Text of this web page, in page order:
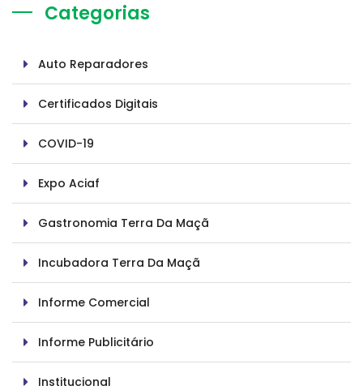
Categorias
Auto Reparadores
Certificados Digitais
COVID-19
Expo Aciaf
Gastronomia Terra Da Maçã
Incubadora Terra Da Maçã
Informe Comercial
Informe Publicitário
Institucional